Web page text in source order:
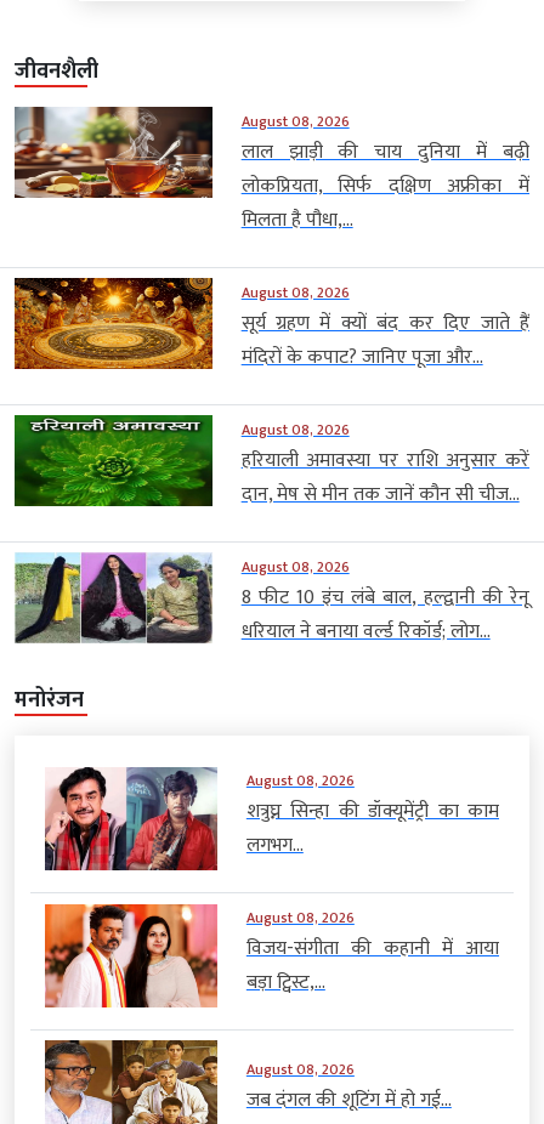
जीवनशैली
August 08, 2026
लाल झाड़ी की चाय दुनिया में बढ़ी
लोकप्रियता, सिर्फ दक्षिण अफ्रीका में
मिलता है पौधा,...
August 08, 2026
सूर्य ग्रहण में क्यों बंद कर दिए जाते हैं
मंदिरों के कपाट? जानिए पूजा और...
August 08, 2026
हरियाली अमावस्या पर राशि अनुसार करें
दान, मेष से मीन तक जानें कौन सी चीज...
August 08, 2026
8 फीट 10 इंच लंबे बाल, हल्द्वानी की रेनू
धरियाल ने बनाया वर्ल्ड रिकॉर्ड; लोग...
मनोरंजन
August 08, 2026
शत्रुघ्न सिन्हा की डॉक्यूमेंट्री का काम
लगभग...
August 08, 2026
विजय-संगीता की कहानी में आया
बड़ा ट्विस्ट,...
August 08, 2026
जब दंगल की शूटिंग में हो गई...